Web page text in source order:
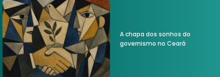
A chapa dos sonhos do
governismo no Ceará